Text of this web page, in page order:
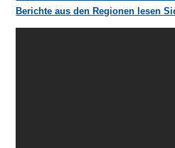
Berichte aus den Regionen lesen